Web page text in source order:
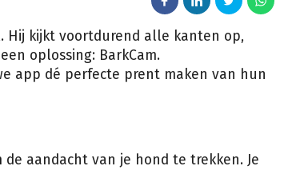
Hij kijkt voortdurend alle kanten op,
oplossing: BarkCam.
app dé perfecte prent maken van hun
aandacht van je hond te trekken. Je